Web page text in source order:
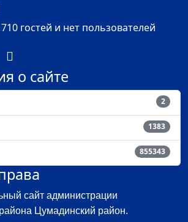
гостей и нет пользователей
о сайте
2
1383
855343
сайт администрации
Цумадинский район.